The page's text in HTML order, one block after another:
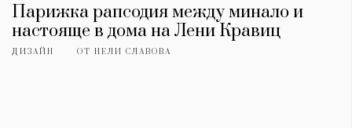
Парижка рапсодия между минало и
настояще в дома на Лени Кравиц
ДИЗАЙН ОТ НЕЛИ СЛАВОВА